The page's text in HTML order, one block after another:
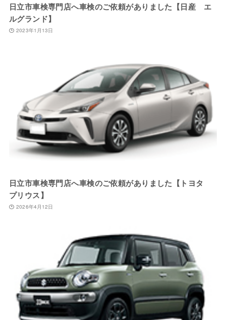
日立市車検専門店へ車検のご依頼がありました【日産 エ
ルグランド】
2023年1月13日
日立市車検専門店へ車検のご依頼がありました【トヨタ
プリウス】
2026年4月12日